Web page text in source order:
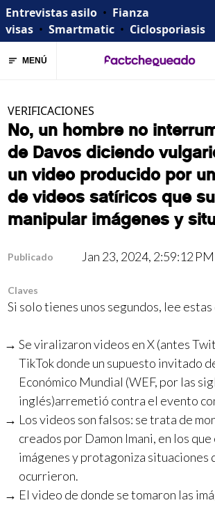
Entrevistas asilo • Fianza
visas • Smartmatic • Ciclosporiasis
MENÚ
VERIFICACIONES
No, un hombre no
de Davos diciendo
un video producido por
de videos satíricos que
manipular imágenes y
Publicado Jan 23, 2024, 2:59:12 PM
Claves
Si solo tienes unos segundos, lee estas
Se viralizaron videos en X (antes
TikTok donde un supuesto invitado
Económico Mundial (WEF, por las
inglés)arremetió contra el evento
Los videos son falsos: se trata de
creados por Damon Imani, en los
imágenes y protagoniza situaciones
ocurrieron.
El video de donde se tomaron las